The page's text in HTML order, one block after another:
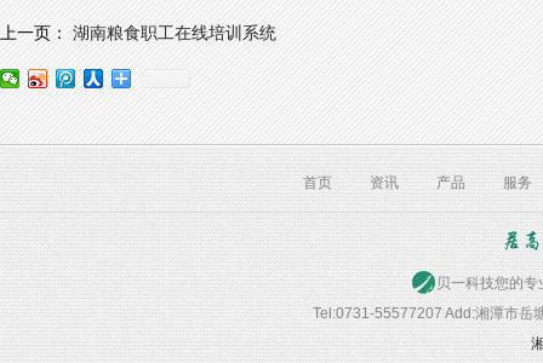
上一页： 湖南粮食职工在线培训系统
首页 资讯 产品 服务
贝一科技您的
Tel:0731-55577207 Add:湘潭市岳